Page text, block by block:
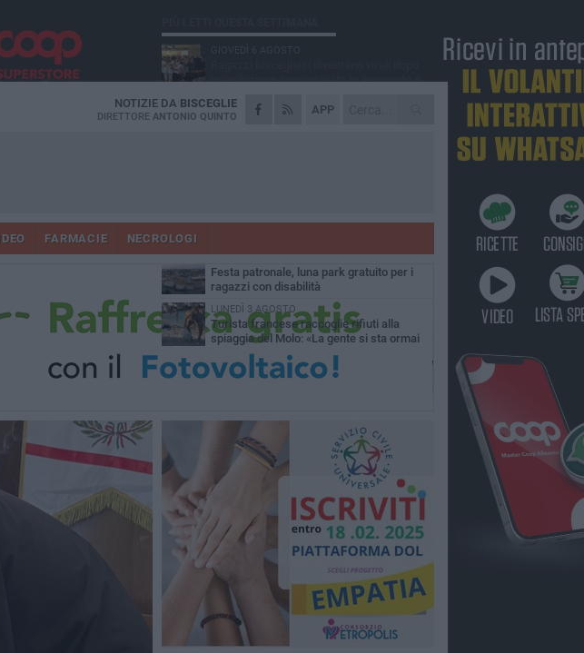
APP
NOTIZIE DA BISCEGLIE
DIRETTORE ANTONIO QUINTO
FARMACIE NECROLOGI
un'esibizione improvvisata in aeroporto a
MARTEDÌ 4 AGOSTO
Emergenza caldo, il Comune di Bisceglie
Due auto incendiate nella notte in via Dieta
MERCOLEDÌ 5 AGOSTO
Festa patronale, luna park gratuito per i
ragazzi con disabilità
LUNEDÌ 3 AGOSTO
Turista francese raccoglie rifiuti alla
spiaggia del Molo: «La gente si sta ormai